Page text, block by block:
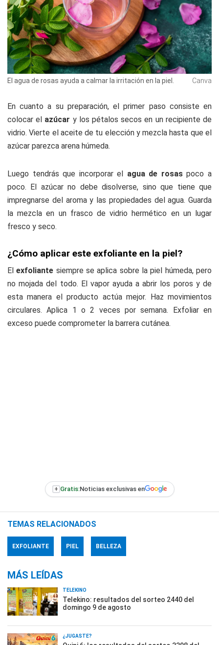
El agua de rosas ayuda a calmar la irritación en la piel. Canva
En cuanto a su preparación, el primer paso consiste en
colocar el azúcar y los pétalos secos en un recipiente de
vidrio. Vierte el aceite de tu elección y mezcla hasta que el
azúcar parezca arena húmeda.
Luego tendrás que incorporar el agua de rosaspoco a
poco. El azúcar no debe disolverse, sino que tiene que
impregnarse del aroma y las propiedades del agua. Guarda
la mezcla en un frasco de vidrio hermético en un lugar
fresco y seco.
¿Cómo aplicar este exfoliante en la piel?
Elexfoliante siempre se aplica sobre la piel húmeda, pero
no mojada del todo. El vapor ayuda a abrir los poros y de
esta manera el producto actúa mejor. Haz movimientos
circulares. Aplica 1 o 2 veces por semana. Exfoliar en
exceso puede comprometer la barrera cutánea.
+ Gratis:Noticias exclusivas en
TEMAS RELACIONADOS
EXFOLIANTE PIEL BELLEZA
MÁS LEÍDAS
TELEKINO
Telekino: resultados del sorteo 2440 del
domingo 9 de agosto
¿JUGASTE?